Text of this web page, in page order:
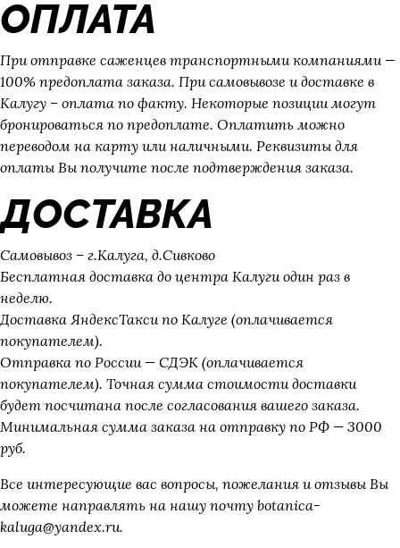
ОПЛАТА
При отправке саженцев транспортными компаниями —
100% предоплата заказа. При самовывозе и доставке в
Калугу – оплата по факту. Некоторые позиции могут
бронироваться по предоплате. Оплатить можно
переводом на карту или наличными. Реквизиты для
оплаты Вы получите после подтверждения заказа.
ДОСТАВКА
Самовывоз – г.Калуга, д.Сивково
Бесплатная доставка до центра Калуги один раз в
неделю.
Доставка ЯндексТакси по Калуге (оплачивается
покупателем).
Отправка по России — СДЭК (оплачивается
покупателем). Точная сумма стоимости доставки
будет посчитана после согласования вашего заказа.
Минимальная сумма заказа на отправку по РФ — 3000
руб.
Все интересующие вас вопросы, пожелания и отзывы Вы
можете направлять на нашу почту botanica-
kaluga@yandex.ru.